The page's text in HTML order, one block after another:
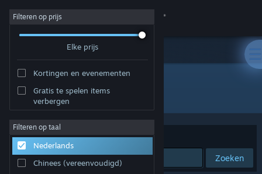
Inloggen
Community
Over
Ondersteuning
Filteren op prijs
Elke prijs
Kortingen en evenementen
Gratis te spelen items
verbergen
Filteren op taal
Nederlands
Chinees (vereenvoudigd)
Uitgever: ギュルダンゲームズ
Sorteren op Relevantie
Zoeken